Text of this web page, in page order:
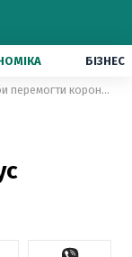
БІЗНЕС
Що зробив Китай, аби перемогти коронавірус